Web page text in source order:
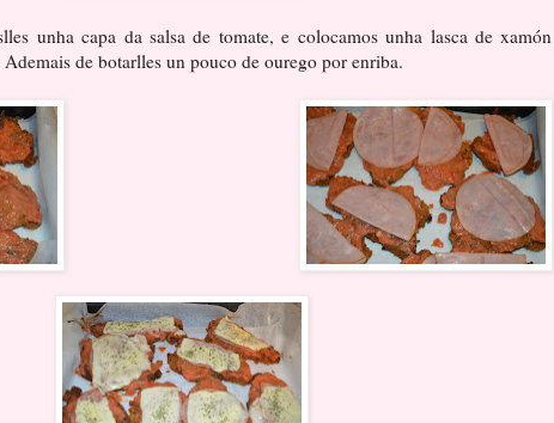
unha capa da salsa de tomate, e colocamos unha lasca de xamón
de botarlles un pouco de ourego por enriba.